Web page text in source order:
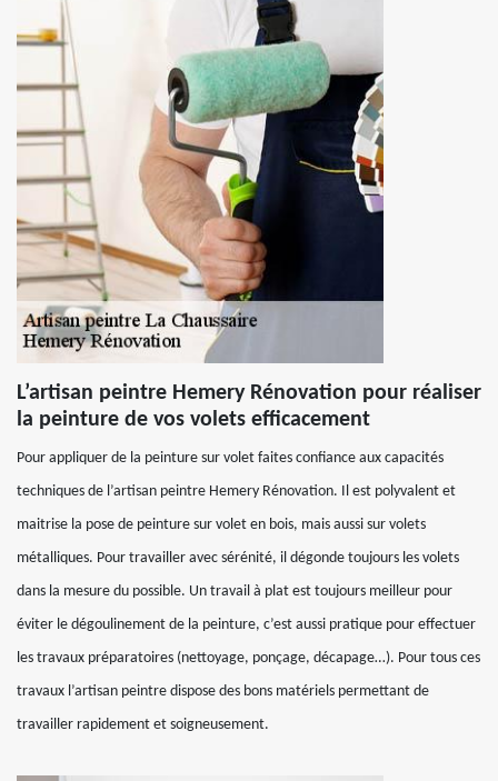
L’artisan peintre Hemery Rénovation pour réaliser
la peinture de vos volets efficacement
Pour appliquer de la peinture sur volet faites confiance aux capacités
techniques de l’artisan peintre Hemery Rénovation. Il est polyvalent et
maitrise la pose de peinture sur volet en bois, mais aussi sur volets
métalliques. Pour travailler avec sérénité, il dégonde toujours les volets
dans la mesure du possible. Un travail à plat est toujours meilleur pour
éviter le dégoulinement de la peinture, c’est aussi pratique pour effectuer
les travaux préparatoires (nettoyage, ponçage, décapage…). Pour tous ces
travaux l’artisan peintre dispose des bons matériels permettant de
travailler rapidement et soigneusement.